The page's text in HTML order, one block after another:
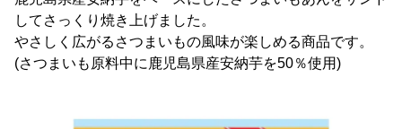
してさっくり焼き上げました。
やさしく広がるさつまいもの風味が楽しめる商品です。
(さつまいも原料中に鹿児島県産安納芋を50％使用)